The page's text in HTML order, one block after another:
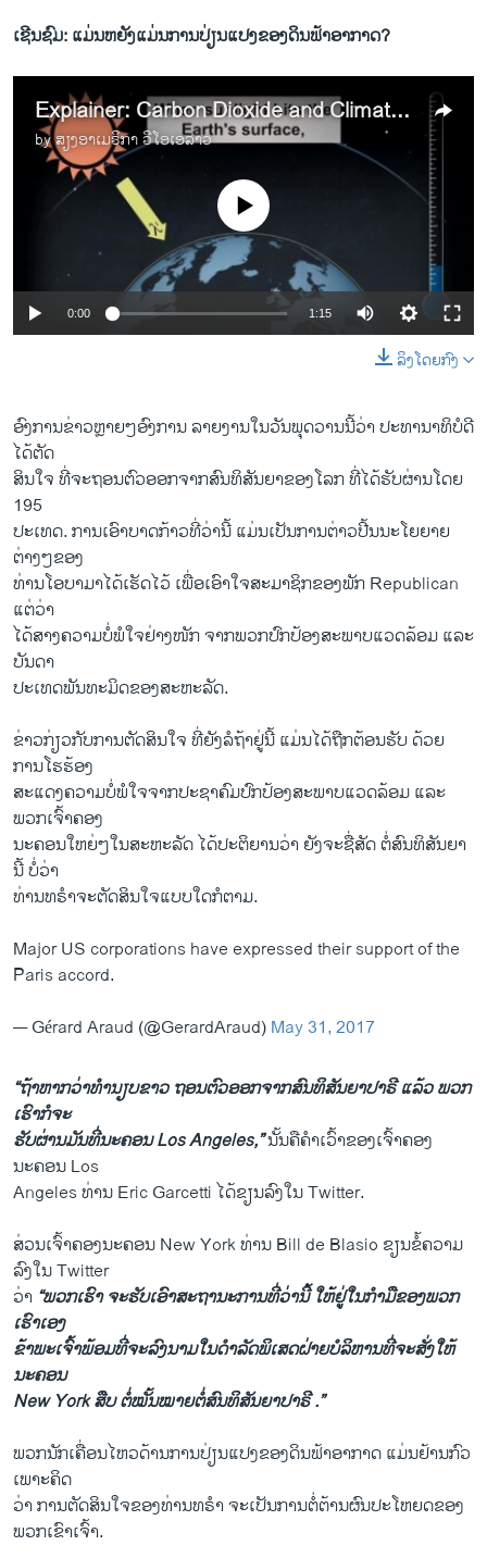
ເຊີນຊົມ: ແມ່ນຫຍັງແມ່ນການປ່ຽນແປງຂອງດິນຟ້າອາກາດ?
Explainer: Carbon Dioxide and Climate Change
byສຽງອາເມຣິກາ ວີໂອເອລາວ
No media source currently available
0:00 1:15
ລິງໂດຍກົງ
ອົງ​ການ​ຂ່າວ​ຫຼາຍ​ໆ​ອົງການ ລາຍ​ງານ​ໃນ​ວັນ​ພຸດ​ວານ​ນີ້​ວ່າ ປະທານາທິບໍດີ
​ໄດ້​ຕັດ
ສິນ​ໃຈ ທີ່​ຈະ​ຖອນ​ຕົວ​ອອກ​ຈາກສົນທິສັນຍາ​ຂອງ​ໂລກ ທີ່​ໄດ້​ຮັບ​ຜ່ານ​ໂດຍ
195
ປະ​ເທດ. ການ​ເອົາ​ບາດກ້າວ​ທີ່​ວ່າ​ນີ້ ​ແມ່ນ​ເປັນ​ການຕ່າວ​ປີ້ນນະ​ໂຍຍາຍ​
ຕ່າງໆ​ຂອງ
ທ່ານ​ໂອ​ບາ​ມາ​ໄດ້​ເຮັດ​ໄວ້ ​ເພື່ອເອົາ​ໃຈ​ສະມາຊິກ​ຂອງພັກ Republican ​
ແຕ່​ວ່າ ​
ໄດ້​ສາງ​ຄວາ​ມບໍ່ພໍ​ໃຈ​ຢ່າງ​ໜັກ ຈາກ​ພວກ​ປົກ​ປ້ອງສະພາບ​ແວດ​ລ້ອມ ​ແລະ​
ບັນດາ​
ປະ​ເທດ​ພັນທະ​ມິດ​ຂອງສະຫະລັດ.
ຂ່າວ​ກ່ຽວ​ກັບ​ການ​ຕັດສິນ​ໃຈ ທີ່​ຍັງ​ລໍຖ້າ​ຢູ່​ນີ້ ​ແມ່ນ​ໄດ້​ຖືກ​ຕ້ອນຮັບ ດ້ວຍ
ການ​ໂຮ​ຮ້ອງ
ສະ​ແດງຄວາມ​ບໍ່ພໍ​ໃຈ​ຈາກ​ປະຊາ​ຄົມປົກ​ປ້ອງ​ສະພາບ​ແວດ​ລ້ອມ ​ແລະ​
ພວກ​ເຈົ້າຄອງ
​ນະຄອນໃຫຍ່​ໆ​ໃນ​ສະຫະລັດ ​ໄດ້ປະຕິຍານ​ວ່າ ຍັງ​ຈະ​ຊື່ສັດ ຕໍ່​ສົນທິສັນຍາ​
ນີ້ ບໍ່​ວ່າ
ທ່ານ​ທຣຳຈະ​ຕັດສິນ​ໃຈ​ແບບ​ໃດ​ກໍ​ຕາມ​.
Major US corporations have expressed their support of the
Paris accord.
— Gérard Araud (@GerardAraud)May 31, 2017
“ຖ້າ​ຫາກ​ວ່າ​ທຳນຽບຂາວ ຖອນ​ຕົວ​ອອກ​ຈາກ​ສົນທິສັນຍາ​ປາຣີ ​ແລ້ວ ພວກ​
ເຮົາ​ກໍ​ຈະ
ຮັບ​ຜ່ານ​ມັນ​ທີ່​ນະຄອນ Los Angeles,”ນັ້ນຄື​ຄຳ​ເວົ້າຂອງ​ເຈົ້າ​ຄອງ​
ນະຄອນ Los
Angeles ທ່ານ Eric Garcetti ​ໄດ້ຂຽນລົງໃນ Twitter.
ສ່ວນເຈົ້າ​ຄອງ​ນະຄອນ New York ທ່ານ Bill de Blasio ຂຽນ​ຂໍ້ຄວາມ
ລົງ​ໃນ Twitter
ວ່າ “ພວກ​ເຮົາ ຈະ​ຮັບ​ເອົາ​ສະຖານະ​ການ​ທີ່​ວ່າ​ນີ້ ​ໃຫ້​ຢູ່​ໃນ​ກຳມື​ຂອງ​ພວກ​
ເຮົາ​ເອງ ​
ຂ້າພະ​ເຈົ້າ​ພ້ອມ​ທີ່​ຈະ​ລົງ​ນາມ​ໃນ​ດຳລັດ​ພິ​ເສດ​ຝ່າຍ​ບໍລິຫານທີ່​ຈະ​ສັ່ງ​ໃຫ້​
ນະຄອນ
New York ​ສືບ ຕໍ່​ໝັ້ນໝາຍ​ຕໍ່ສົນທິສັນຍາ​ປາຣີ .”
ພວກ​ນັກ​ເຄື່ອນ​ໄຫວ​ດ້ານການ​ປ່ຽນ​ແປງ​ຂອງ​ດິນ​ຟ້າ​ອາກາດ ​ແມ່ນ​ຢ້ານ​ກົວ
ເພາະ​ຄິດ
ວ່າ ການ​ຕັດສິນ​ໃຈ​ຂອງ​ທ່ານ​ທຣຳ ຈະ​ເປັນ​ການຕໍ່​ຕ້ານຜົນ​ປະ​ໂຫຍ​ດຂອງ​
ພວກ​ເຂົາ​ເຈົ້າ.